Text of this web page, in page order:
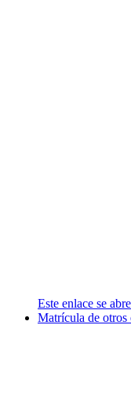
Este enlace se
Matrícula de otros